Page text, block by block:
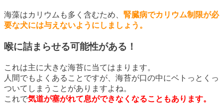
海藻はカリウムも多く含むため、 腎臓病でカリウム制限が必
要な犬には与えないようにしましょう。
喉に詰まらせる可能性がある！
これは主に大きな海苔に当てはまります。
人間でもよくあることですが、海苔が口の中にベトっとくっ
ついてしまうことがありますよね。
これで気道が塞がれて息ができなくなることもあります。